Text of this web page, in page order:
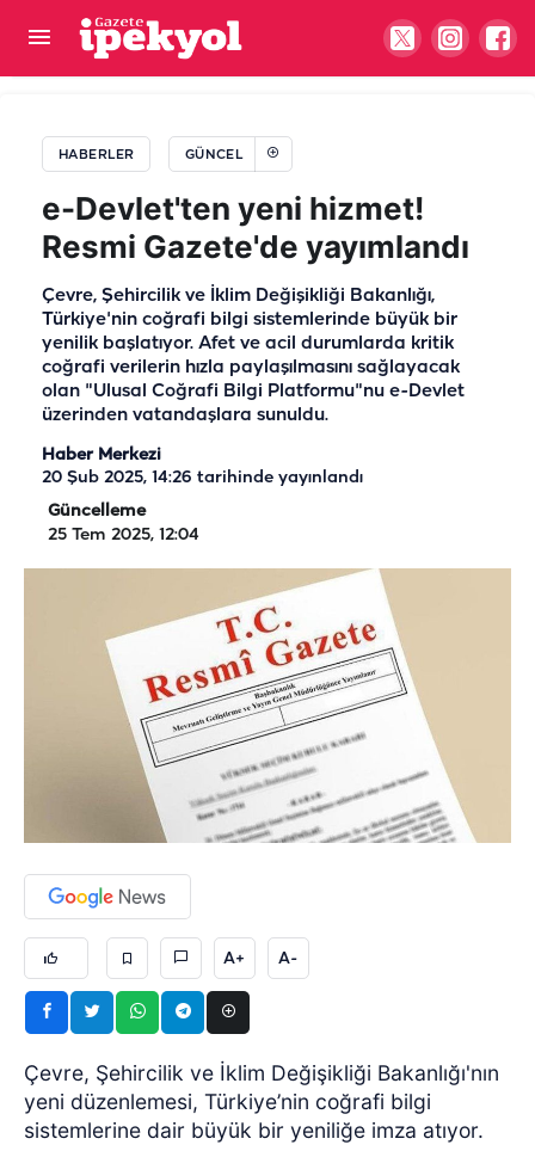
HABERLER GÜNCEL
e-Devlet'ten yeni hizmet!
Resmi Gazete'de yayımlandı
Çevre, Şehircilik ve İklim Değişikliği Bakanlığı,
Türkiye'nin coğrafi bilgi sistemlerinde büyük bir
yenilik başlatıyor. Afet ve acil durumlarda kritik
coğrafi verilerin hızla paylaşılmasını sağlayacak
olan "Ulusal Coğrafi Bilgi Platformu"nu e-Devlet
üzerinden vatandaşlara sunuldu.
Haber Merkezi
20 Şub 2025, 14:26 tarihinde yayınlandı
Güncelleme
25 Tem 2025, 12:04
A+ A-
Çevre, Şehircilik ve İklim Değişikliği Bakanlığı'nın
yeni düzenlemesi, Türkiye’nin coğrafi bilgi
sistemlerine dair büyük bir yeniliğe imza atıyor.
Şanlıurfa'da IBAN kullanan herkesi ilgilendiren